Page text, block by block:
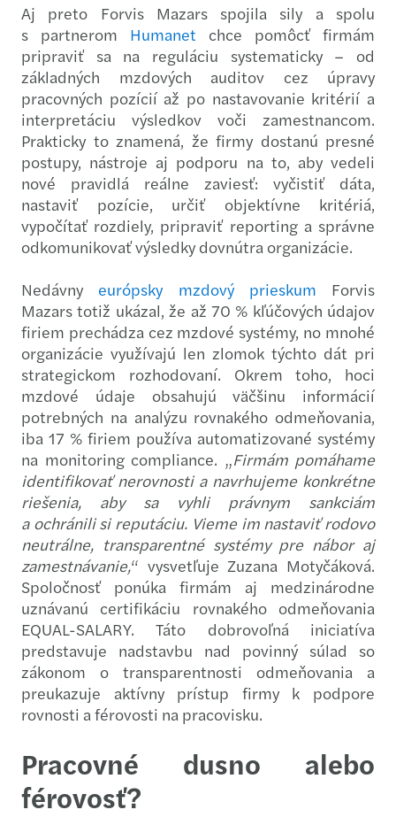
Aj preto Forvis Mazars spojila sily a spolu
s partnerom Humanet chce pomôcť firmám
pripraviť sa na reguláciu systematicky – od
základných mzdových auditov cez úpravy
pracovných pozícií až po nastavovanie kritérií a
interpretáciu výsledkov voči zamestnancom.
Prakticky to znamená, že firmy dostanú presné
postupy, nástroje aj podporu na to, aby vedeli
nové pravidlá reálne zaviesť: vyčistiť dáta,
nastaviť pozície, určiť objektívne kritériá,
vypočítať rozdiely, pripraviť reporting a správne
odkomunikovať výsledky dovnútra organizácie.
Nedávny európsky mzdový prieskum Forvis
Mazars totiž ukázal, že až 70 % kľúčových údajov
firiem prechádza cez mzdové systémy, no mnohé
organizácie využívajú len zlomok týchto dát pri
strategickom rozhodovaní. Okrem toho, hoci
mzdové údaje obsahujú väčšinu informácií
potrebných na analýzu rovnakého odmeňovania,
iba 17 % firiem používa automatizované systémy
na monitoring compliance. „Firmám pomáhame
identifikovať nerovnosti a navrhujeme konkrétne
riešenia, aby sa vyhli právnym sankciám
a ochránili si reputáciu. Vieme im nastaviť rodovo
neutrálne, transparentné systémy pre nábor aj
zamestnávanie,“ vysvetľuje Zuzana Motyčáková.
Spoločnosť ponúka firmám aj medzinárodne
uznávanú certifikáciu rovnakého odmeňovania
EQUAL-SALARY. Táto dobrovoľná iniciatíva
predstavuje nadstavbu nad povinný súlad so
zákonom o transparentnosti odmeňovania a
preukazuje aktívny prístup firmy k podpore
rovnosti a férovosti na pracovisku.
Pracovné dusno alebo
férovosť?